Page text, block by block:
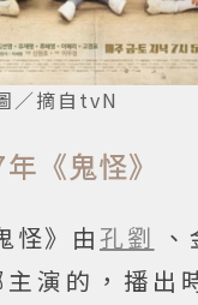
／摘自tvN
《鬼怪》
怪》由 孔劉
主演的，播出